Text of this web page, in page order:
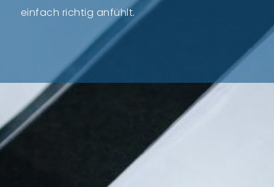
einfach richtig anfühlt.